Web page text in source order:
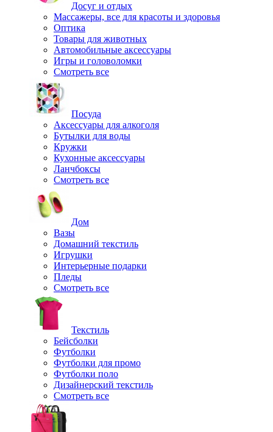
Досуг и отдых
Массажеры, все для красоты и здоровья
Оптика
Товары для животных
Автомобильные аксессуары
Игры и головоломки
Смотреть все
Посуда
Аксессуары для алкоголя
Бутылки для воды
Кружки
Кухонные аксессуары
Ланчбоксы
Смотреть все
Дом
Вазы
Домашний текстиль
Игрушки
Интерьерные подарки
Пледы
Смотреть все
Текстиль
Бейсболки
Футболки
Футболки для промо
Футболки поло
Дизайнерский текстиль
Смотреть все